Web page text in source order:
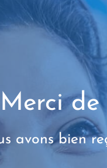
Mercide
avons bien